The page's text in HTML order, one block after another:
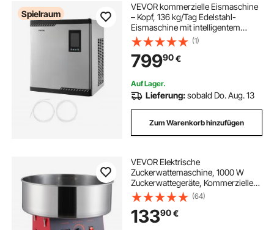
Spielraum
VEVOR kommerzielle Eismaschine
– Kopf, 136 kg/Tag Edelstahl-
Eismaschine mit intelligentem
Bedienfeld, Selbstreinigung,
einstellbarer Dicke, ideal für
Restaurant, Bar, Café, Hotel – Nur
Kopf
(1)
79990€
Auf Lager.
Lieferung:sobald Do. Aug. 13
Zum Warenkorb hinzufügen
VEVOR Elektrische
Zuckerwattemaschine, 1000 W
Zuckerwattegeräte, Kommerzielle
Zuckerwattemaschine mit
Edelstahlschüssel & Zuckerlöffel,
Perfekt für Kindergeburtstage zu
Hause, Familienfeiern (Rot)
(64)
13390€